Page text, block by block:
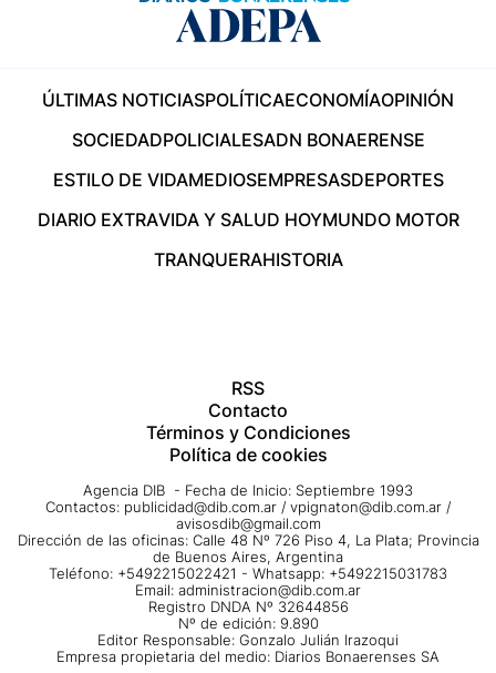
ÚLTIMAS NOTICIASPOLÍTICAECONOMÍAOPINIÓN
SOCIEDADPOLICIALESADN BONAERENSE
ESTILO DE VIDAMEDIOSEMPRESASDEPORTES
DIARIO EXTRAVIDA Y SALUD HOYMUNDO MOTOR
TRANQUERAHISTORIA
RSS
Contacto
Términos y Condiciones
Política de cookies
Agencia DIB - Fecha de Inicio: Septiembre 1993
Contactos: publicidad@dib.com.ar / vpignaton@dib.com.ar /
avisosdib@gmail.com
Dirección de las oficinas: Calle 48 Nº 726 Piso 4, La Plata; Provincia
de Buenos Aires, Argentina
Teléfono: +5492215022421 - Whatsapp: +5492215031783
Email: administracion@dib.com.ar
Registro DNDA Nº 32644856
Nº de edición: 9.890
Editor Responsable: Gonzalo Julián Irazoqui
Empresa propietaria del medio: Diarios Bonaerenses SA